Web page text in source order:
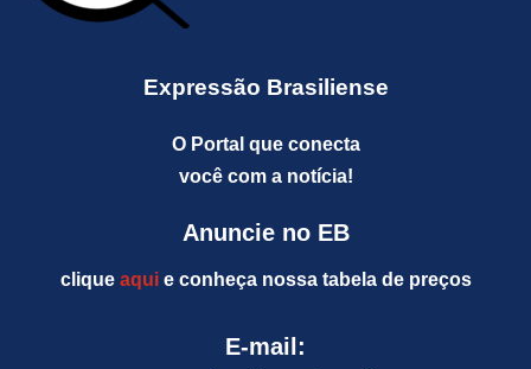
Expressão Brasiliense
O Portal que conecta
você com a notícia!
Anuncie no EB
clique aquie conheça nossa tabela de preços
E-mail: